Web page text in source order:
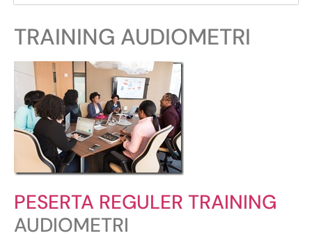
TRAINING AUDIOMETRI
PESERTA REGULER TRAINING
AUDIOMETRI